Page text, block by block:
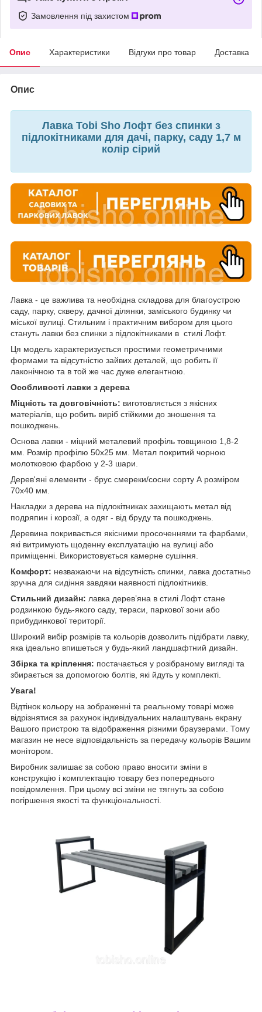
Замовлення під захистом
Опис Характеристики Відгуки про товар Доставка
Опис
Лавка Tobi Sho Лофт без спинки з
підлокітниками для дачі, парку, саду 1,7 м
колір сірий
Лавка - це важлива та необхідна складова для благоустрою
саду, парку, скверу, дачної ділянки, заміського будинку чи
міської вулиці. Стильним і практичним вибором для цього
стануть лавки без спинки з підлокітниками в стилі Лофт.
Ця модель характеризується простими геометричними
формами та відсутністю зайвих деталей, що робить її
лаконічною та в той же час дуже елегантною.
Особливості лавки з дерева
Міцність та довговічність: виготовляється з якісних
матеріалів, що робить виріб стійкими до зношення та
пошкоджень.
Основа лавки - міцний металевий профіль товщиною 1,8-2
мм. Розмір профілю 50х25 мм. Метал покритий чорною
молотковою фарбою у 2-3 шари.
Дерев'яні елементи - брус смереки/сосни сорту А розміром
70х40 мм.
Накладки з дерева на підлокітниках захищають метал від
подряпин і корозії, а одяг - від бруду та пошкоджень.
Деревина покривається якісними просоченнями та фарбами,
які витримують щоденну експлуатацію на вулиці або
приміщенні. Використовується камерне сушіння.
Комфорт: незважаючи на відсутність спинки, лавка достатньо
зручна для сидіння завдяки наявності підлокітників.
Стильний дизайн: лавка дерев’яна в стилі Лофт стане
родзинкою будь-якого саду, тераси, паркової зони або
прибудинкової території.
Широкий вибір розмірів та кольорів дозволить підібрати лавку,
яка ідеально впишеться у будь-який ландшафтний дизайн.
Збірка та кріплення: постачається у розібраному вигляді та
збирається за допомогою болтів, які йдуть у комплекті.
Увага!
Відтінок кольору на зображенні та реальному товарі може
відрізнятися за рахунок індивідуальних налаштувань екрану
Вашого пристрою та відображення різними браузерами. Тому
магазин не несе відповідальність за передачу кольорів Вашим
монітором.
Виробник залишає за собою право вносити зміни в
конструкцію і комплектацію товару без попереднього
повідомлення. При цьому всі зміни не тягнуть за собою
погіршення якості та функціональності.